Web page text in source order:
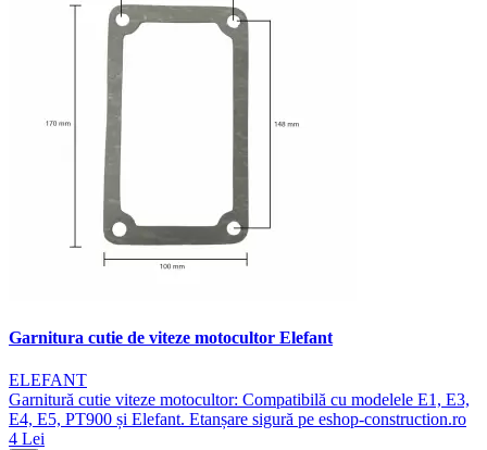
Garnitura cutie de viteze motocultor Elefant
ELEFANT
Garnitură cutie viteze motocultor: Compatibilă cu modelele E1, E3,
E4, E5, PT900 și Elefant. Etanșare sigură pe eshop-construction.ro
4 Lei